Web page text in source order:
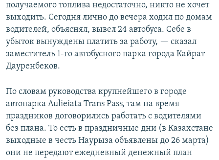
получаемого топлива недостаточно, никто не хочет
выходить. Сегодня лично до вечера ходил по домам
водителей, объяснял, вывел 24 автобуса. Себе в
убыток вынуждены платить за работу, — сказал
заместитель 1-го автобусного парка города Кайрат
Дауренбеков.
По словам руководства крупнейшего в городе
автопарка Aulieiata Trans Pass, там на время
праздников договорились работать с водителями
без плана. То есть в праздничные дни (в Казахстане
выходные в честь Наурыза объявлены до 26 марта)
они не передают ежедневный денежный план